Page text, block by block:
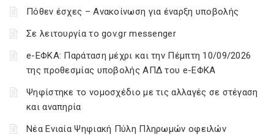
Πόθεν έσχες – Ανακοίνωση για έναρξη υποβολής
Σε λειτουργία το gov.gr messenger
e-ΕΦΚΑ: Παράταση μέχρι και την Πέμπτη 10/09/2026
της προθεσμίας υποβολής ΑΠΔ του e-ΕΦΚΑ
Ψηφίστηκε το νομοσχέδιο με τις αλλαγές σε στέγαση
και αναπηρία
Νέα Ενιαία Ψηφιακή Πύλη Πληρωμών οφειλών